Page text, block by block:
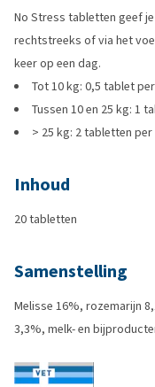
No Stress tabletten geef
rechtstreeks of via het
keer op een dag.
Tot 10 kg: 0,5 tablet
Tussen 10 en 25 kg: 1
> 25 kg: 2 tabletten
Inhoud
20 tabletten
Samenstelling
Melisse 16%, rozemarijn
3,3%, melk- en